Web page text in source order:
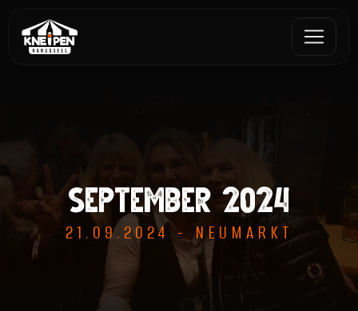
SEPTEMBER 2024
21.09.2024 - NEUMARKT